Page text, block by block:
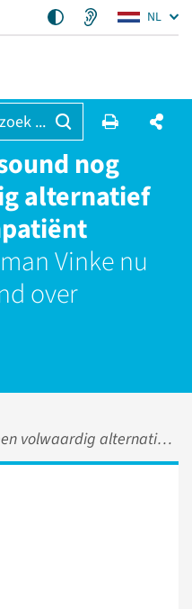
NL
...
nog
alternatief
Vinke nu
over
alternatief voor parkinsonpatiënt